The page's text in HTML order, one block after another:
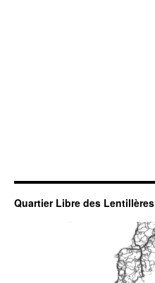
Quartier Libre des Lentillères